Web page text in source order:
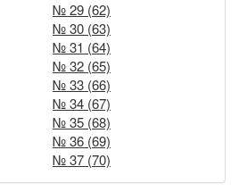
№ 29 (62)
№ 30 (63)
№ 31 (64)
№ 32 (65)
№ 33 (66)
№ 34 (67)
№ 35 (68)
№ 36 (69)
№ 37 (70)